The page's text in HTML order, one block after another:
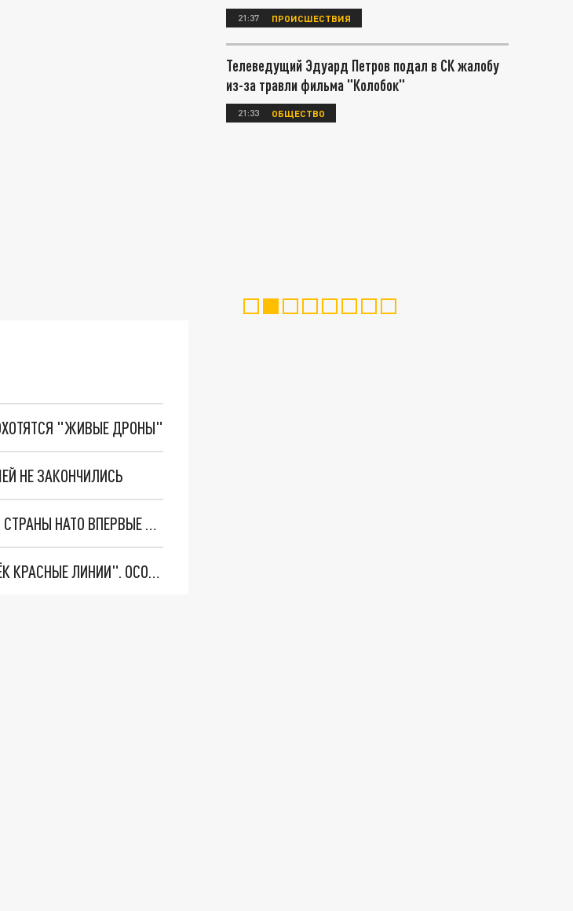
"ЖИВЫЕ ДРОНЫ"
НЕ ЗАКОНЧИЛИСЬ
"ОЧЕНЬ ПЛОХИЕ НОВОСТИ": БОЛЬШАЯ ОШИБКА PALANTIR В РОССИИ. СТРАНЫ НАТО ВПЕРВЫЕ ЗА СВО ОСТАНОВИЛИ ПОСТАВКИ ОРУЖИЯ. ВСУ ТЕРЯЮТ ПРИГРАНИЧЬЕ?
"ТЕРПЕНИЕ ПУТИНА ЛОПНУЛО". РЕКОРДНЫЙ УДАР ПО КИЕВУ "ПЕРЕСЁК КРАСНЫЕ ЛИНИИ". ОСОБЫЕ СПЕЦЫ КНДР НА ЛБС? ТАЙНЫЕ ПЕРЕГОВОРЫ ЕВРОПЫ И МОСКВЫ
21:37 ПРОИСШЕСТВИЯ
Телеведущий Эдуард Петров подал в СК жалобу
из-за травли фильма "Колобок"
21:33 ОБЩЕСТВО